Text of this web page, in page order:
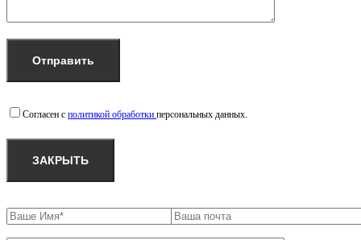
Согласен с политикой обработки персональных данных.
ЗАКРЫТЬ